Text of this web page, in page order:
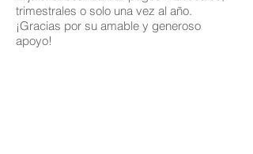
trimestrales o solo una vez al año.
¡Gracias por su amable y generoso
apoyo!